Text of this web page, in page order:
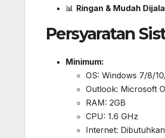
📊 Ringan & Mudah
Persyaratan
Minimum:
OS: Windows 7/8/
Outlook: Microsoft
RAM: 2GB
CPU: 1.6 GHz
Internet: